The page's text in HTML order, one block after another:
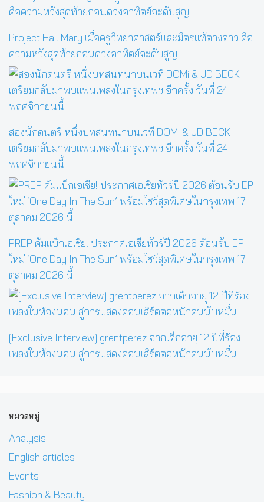
Project Hail Mary เมื่อครูวิทยาศาสตร์และมิตรแท้ต่างดาว คือ
ความหวังสุดท้ายก่อนดวงอาทิตย์จะดับสูญ
สองนักดนตรี หนึ่งบทสนทนาบนเวที DOMi & JD BECK
เตรียมกลับมาพบแฟนเพลงในกรุงเทพฯ อีกครั้ง วันที่ 24
พฤศจิกายนนี้
PREP คัมแบ็กเอเชีย! ประกาศเอเชียทัวร์ปี 2026 ต้อนรับ EP
ใหม่ ‘One Day In The Sun’ พร้อมโชว์สุดพิเศษในกรุงเทพ 17
ตุลาคม 2026 นี้
[Exclusive Interview] grentperez จากเด็กอายุ 12 ปีที่ร้อง
เพลงในห้องนอน สู่การแสดงคอนเสิร์ตต่อหน้าคนนับหมื่น
หมวดหมู่
Analysis
English articles
Events
Fashion & Beauty